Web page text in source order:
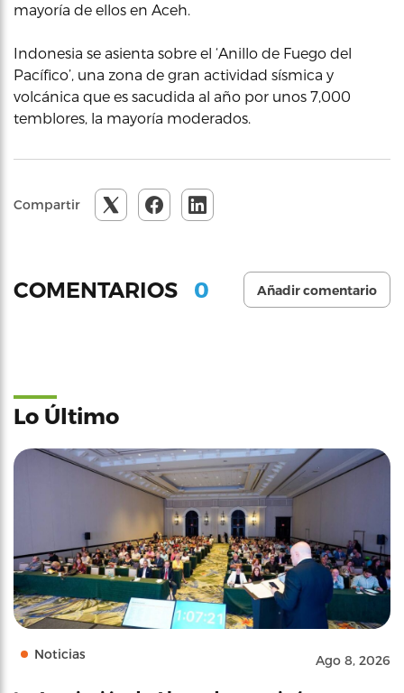
mayoría de ellos en Aceh.
Indonesia se asienta sobre el ‘Anillo de Fuego del
Pacífico’, una zona de gran actividad sísmica y
volcánica que es sacudida al año por unos 7,000
temblores, la mayoría moderados.
Compartir
COMENTARIOS 0 Añadir comentario
Lo Último
Noticias Ago 8, 2026